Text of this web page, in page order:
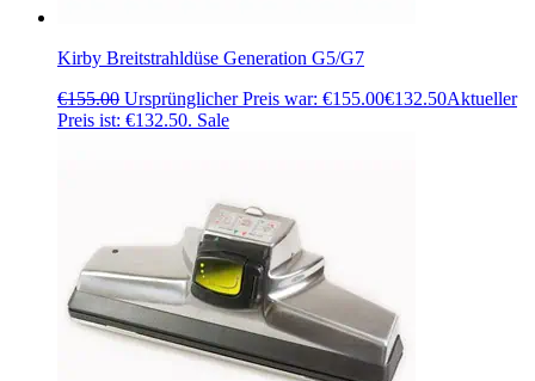
Kirby Breitstrahldüse Generation G5/G7
€155.00 Ursprünglicher Preis war: €155.00€132.50Aktueller
Preis ist: €132.50. Sale